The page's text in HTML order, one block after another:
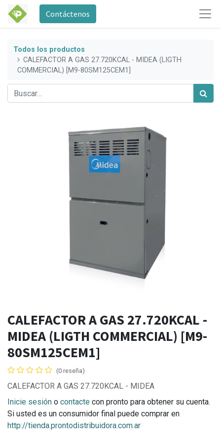
Contáctenos
Todos los productos
CALEFACTOR A GAS 27.720KCAL - MIDEA (LIGTH
COMMERCIAL) [M9-80SM125CEM1]
CALEFACTOR A GAS 27.720KCAL -
MIDEA (LIGTH COMMERCIAL) [M9-
80SM125CEM1]
(0 reseña)
CALEFACTOR A GAS 27.720KCAL - MIDEA
Inicie sesión o contacte con pronto para obtener su cuenta.
Si usted es un consumidor final puede comprar en
http://tienda.prontodistribuidora.com.ar